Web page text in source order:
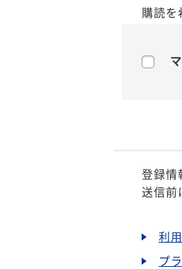
購読を
登録情
送信前
利
プ